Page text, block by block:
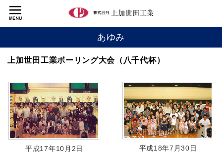
あゆみ
上加世田工業ボーリング大会（八千代杯）
平成17年10月2日 平成18年7月30日